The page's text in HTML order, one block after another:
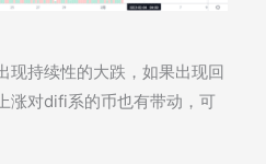
现持续性的大跌，如果出现回
涨对difi系的币也有带动，可